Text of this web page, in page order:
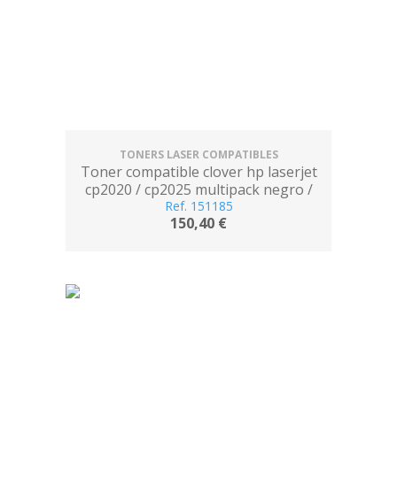
TONERS LASER COMPATIBLES
Toner compatible clover hp laserjet
cp2020 / cp2025 multipack negro /
amarillo / cian / magenta
Ref. 151185
150,40 €